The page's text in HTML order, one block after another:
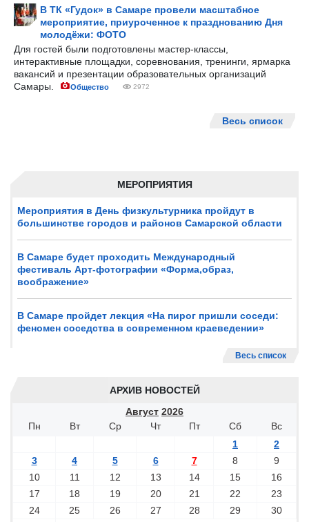
МЕРОПРИЯТИЯ
Мероприятия в День физкультурника пройдут в
большинстве городов и районов Самарской области
В Самаре будет проходить Международный
фестиваль Арт-фотографии «Форма,образ,
воображение»
В Самаре пройдет лекция «На пирог пришли соседи:
феномен соседства в современном краеведении»
Весь список
АРХИВ НОВОСТЕЙ
Август 2026
Пн
Вт Ср Чт Пт Сб
Вс
1
2
3
4 5 6 7 8
9
10
11 12 13 14 15
16
17
18 19 20 21 22
23
24
25 26 27 28 29
30
В ТК «Гудок» в Самаре провели масштабное
мероприятие, приуроченное к празднованию Дня
молодёжи: ФОТО
Для гостей были подготовлены мастер-классы,
интерактивные площадки, соревнования, тренинги, ярмарка
вакансий и презентации образовательных организаций
Самары.
Общество 2972
Весь список